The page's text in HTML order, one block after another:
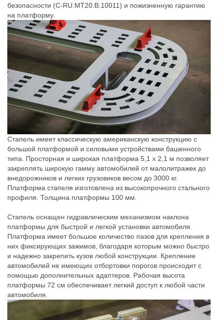
безопасности (C-RU.MT20.B.10011) и пожизненную гарантию
на платформу.
Стапель имеет классическую американскую конструкцию с
большой платформой и силовыми устройствами башенного
типа. Просторная и широкая платформа 5,1 х 2,1 м позволяет
закреплять широкую гамму автомобилей от малолитражек до
внедорожников и легких грузовиков весом до 3000 кг.
Платформа стапеля изготовлена из высокопрочного стального
профиля. Толщина платформы 100 мм.
Стапель оснащен гидравлическим механизмом наклона
платформы для быстрой и легкой установки автомобиля.
Платформа имеет большое количество пазов для крепления в
них фиксирующих зажимов, благодаря которым можно быстро
и надежно закрепить кузов любой конструкции. Крепление
автомобилей не имеющих отбортовки порогов происходит с
помощью дополнительных адаптеров. Рабочая высота
платформы 72 см обеспечивает легкий доступ к любой части
автомобиля.